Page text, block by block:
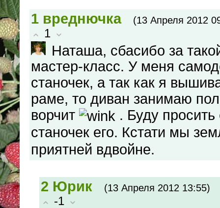
1 вреднючка (13 Апреля 2012
1
Наташа, сбасибо за
мастер-класс. У меня
станочек, а так как я
раме, то диван занимаю
ворчит
. Буду просить
станочек его. Кстати мы
приятней вдвойне.
2 Юрик (13 Апреля 2012 13:55)
-1